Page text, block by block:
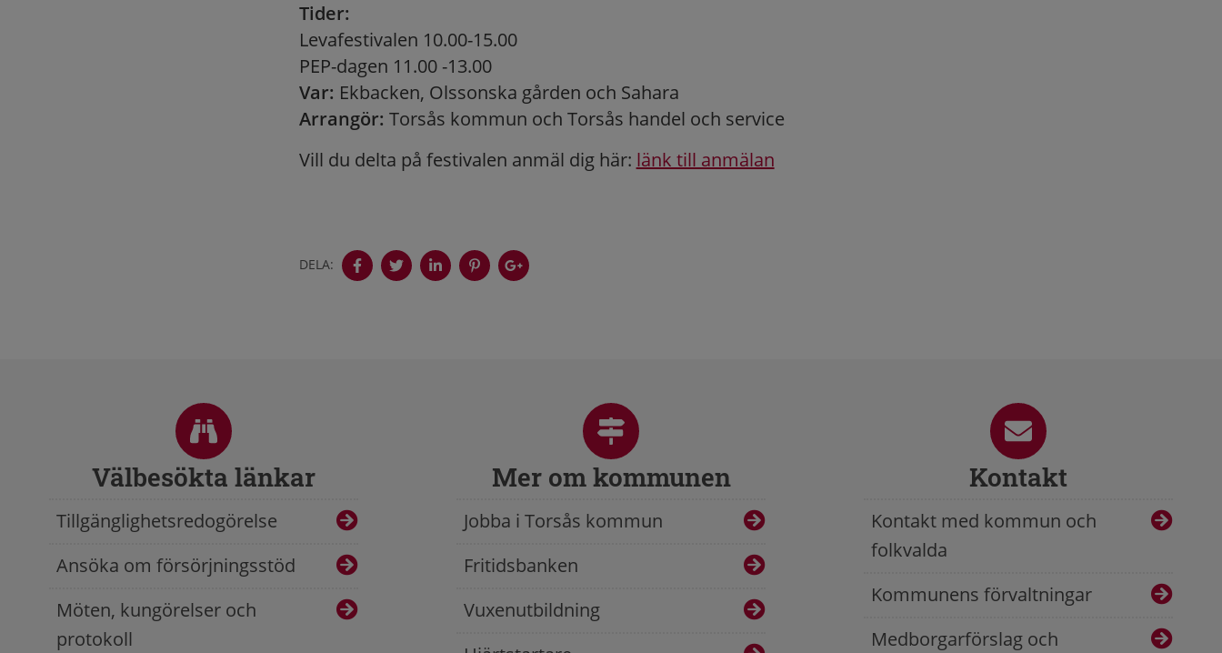
Tider:
Levafestivalen 10.00-15.00
PEP-dagen 11.00 -13.00
Var: Ekbacken, Olssonska gården och Sahara
Arrangör: Torsås kommun och Torsås handel och service
Vill du delta på festivalen anmäl dig här: länk till anmälan
DELA:
Välbesökta länkar
Tillgänglighetsredogörelse
Ansöka om försörjningsstöd
Möten, kungörelser och
protokoll
Mer om kommunen
Jobba i Torsås kommun
Fritidsbanken
Vuxenutbildning
Kontakt
Kontakt med kommun och
folkvalda
Kommunens förvaltningar
Medborgarförslag och